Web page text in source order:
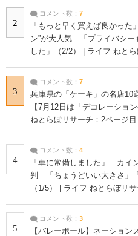
2
コメント数： 7
「もっと早く買えば良かっ
ン”が大人気 「プライバシー
した」（2/2） | ライフ ねと
3
コメント数： 7
兵庫県の「ケーキ」の名店
【7月12日は「デコレーショ
ねとらぼリサーチ：2ページ目
4
コメント数： 4
「車に常備しました」 カイ
判 「ちょうどいい大きさ」
（1/5） | ライフ ねとらぼリ
5
コメント数： 3
【バレーボール】ネーショ